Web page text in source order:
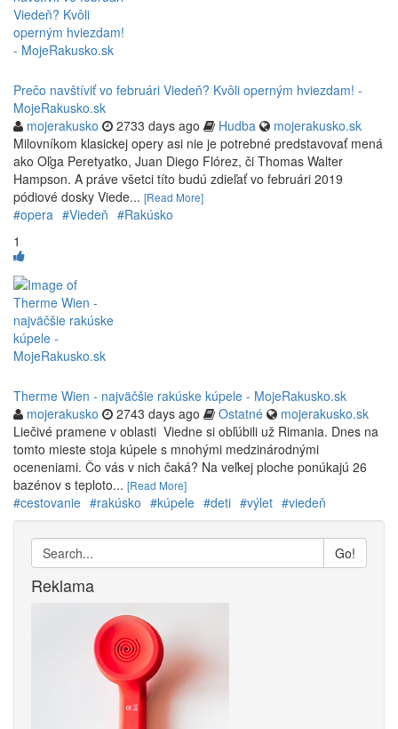
Prečo navštíviť vo februári Viedeň? Kvôli operným hviezdam! -
MojeRakusko.sk
mojerakusko
2733 days ago Hudba
mojerakusko.sk
Milovníkom klasickej opery asi nie je potrebné predstavovať mená
ako Oľga Peretyatko, Juan Diego Flórez, či Thomas Walter
Hampson. A práve všetci títo budú zdieľať vo februári 2019
pódiové dosky Viede... [Read More]
#opera #Viedeň #Rakúsko
1
Therme Wien - najväčšie rakúske kúpele - MojeRakusko.sk
mojerakusko
2743 days ago Ostatné
mojerakusko.sk
Liečivé pramene v oblasti Viedne si obľúbili už Rimania. Dnes na
tomto mieste stoja kúpele s mnohými medzinárodnými
oceneniami. Čo vás v nich čaká? Na veľkej ploche ponúkajú 26
bazénov s teploto... [Read More]
#cestovanie #rakúsko #kúpele #deti #výlet #viedeň
Go!
Reklama